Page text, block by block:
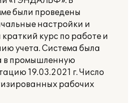
были проведены
настройки и
курс по работе и
учета. Система была
в промышленную
19.03.2021 г. Число
рабочих